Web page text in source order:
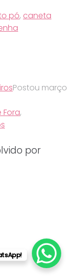
pó, caneta
Postou março
Fora,
por